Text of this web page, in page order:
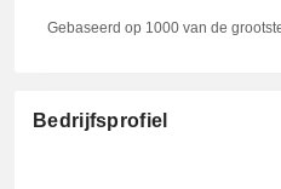
Italië
Gebaseerd op 1000 van de
Bedrijfsprofiel